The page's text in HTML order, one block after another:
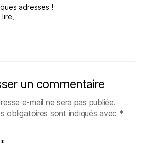
adresses !
un commentaire
e-mail ne sera pas publiée.
obligatoires sont indiqués avec *
*